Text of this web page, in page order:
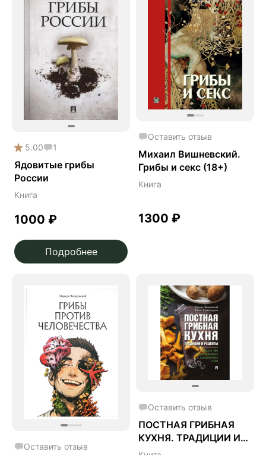
5.00 1
Ядовитые грибы
России
Книга
1000 ₽
Подробнее
Оставить отзыв
Михаил Вишневский.
Грибы и секс (18+)
Книга
1300 ₽
Оставить отзыв
Оставить отзыв
ПОСТНАЯ ГРИБНАЯ
КУХНЯ. ТРАДИЦИИ И
РЕЦЕПТЫ